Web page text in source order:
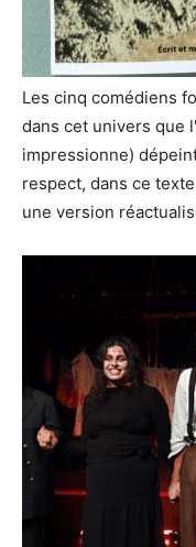
Les cinq comédiens
dans cet univers que
impressionne)
respect, dans ce
une version